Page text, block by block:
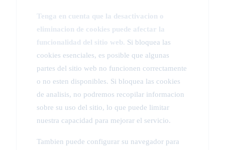
Tenga en cuenta que la desactivacion o
eliminacion de cookies puede afectar la
funcionalidad del sitio web. Si bloquea las
cookies esenciales, es posible que algunas
partes del sitio web no funcionen correctamente
o no esten disponibles. Si bloquea las cookies
de analisis, no podremos recopilar informacion
sobre su uso del sitio, lo que puede limitar
nuestra capacidad para mejorar el servicio.
Tambien puede configurar su navegador para